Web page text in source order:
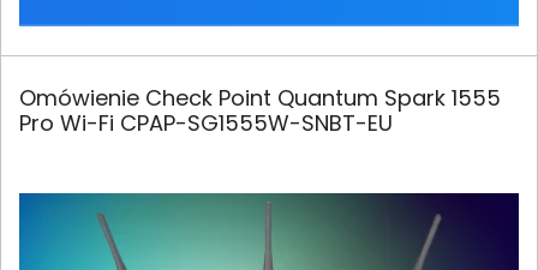
Omówienie Check Point Quantum Spark 1555
Pro Wi-Fi CPAP-SG1555W-SNBT-EU